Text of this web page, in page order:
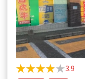
★★★★★
★★★★★3.9